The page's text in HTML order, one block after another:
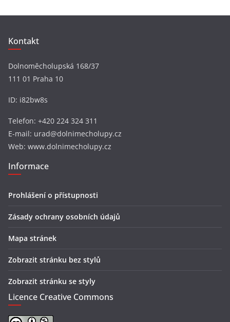
Kontakt
Dolnoměcholupská 168/37
111 01 Praha 10
ID: i82bw8s
Telefon: +420 224 324 311
E-mail: urad@dolnimecholupy.cz
Web: www.dolnimecholupy.cz
Informace
Prohlášení o přístupnosti
Zásady ochrany osobních údajů
Mapa stránek
Zobrazit stránku bez stylů
Zobrazit stránku se styly
Licence Creative Commons